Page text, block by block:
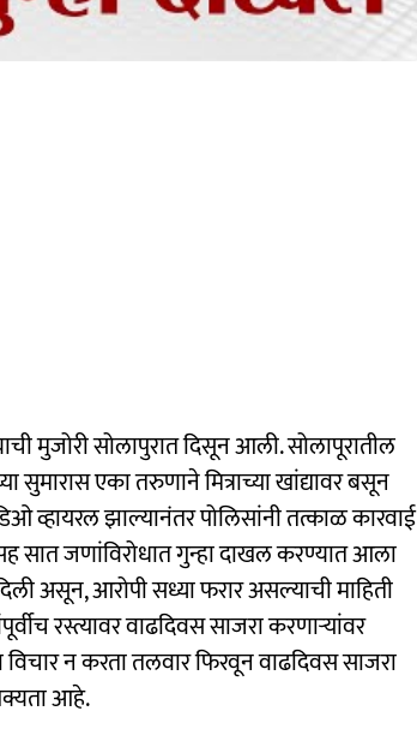
मुजोरी सोलापुरात दिसून आली. सोलापूरातील
सुमारास एका तरुणाने मित्राच्या खांद्यावर बसून
व्हायरल झाल्यानंतर पोलिसांनी तत्काळ कारवाई
सात जणांविरोधात गुन्हा दाखल करण्यात आला
असून, आरोपी सध्या फरार असल्याची माहिती
रस्त्यावर वाढदिवस साजरा करणाऱ्यांवर
न करता तलवार फिरवून वाढदिवस साजरा
आहे.